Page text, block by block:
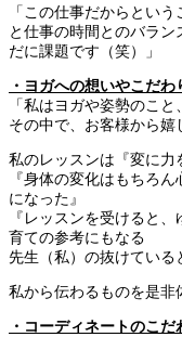
「この仕事だからとい
と仕事の時間とのバラ
だに課題です（笑）」
・ヨガへの想いやこだわ
「私はヨガや姿勢のこ
その中で、お客様から嬉
私のレッスンは『変に力
『身体の変化はもちろ
になった』
『レッスンを受けると
育ての参考にもなる
先生（私）の抜けている
私から伝わるものを是非
・コーディネートのこだ